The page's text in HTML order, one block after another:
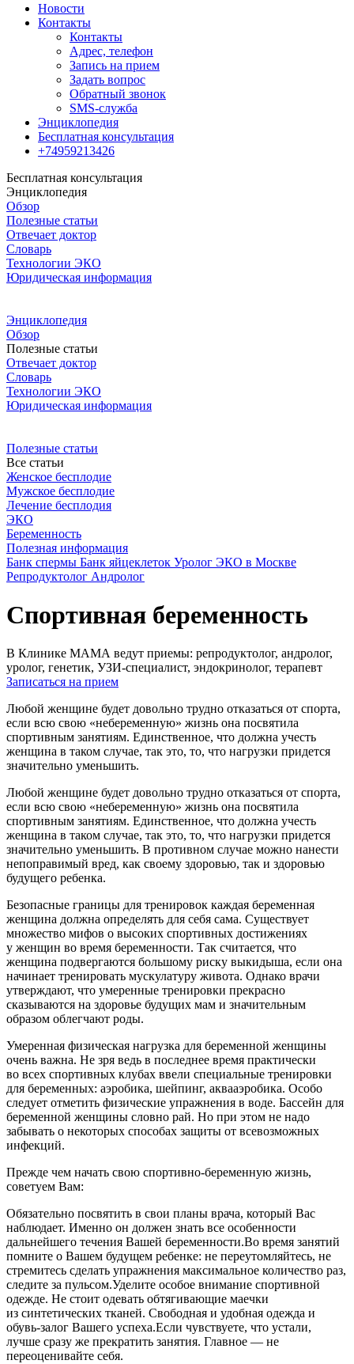
Новости
Контакты
Контакты
Адрес, телефон
Запись на прием
Задать вопрос
Обратный звонок
SMS-служба
Энциклопедия
Бесплатная консультация
+74959213426
Бесплатная консультация
Энциклопедия
Обзор
Полезные статьи
Отвечает доктор
Словарь
Технологии ЭКО
Юридическая информация
Энциклопедия
Обзор
Полезные статьи
Отвечает доктор
Словарь
Технологии ЭКО
Юридическая информация
Полезные статьи
Все статьи
Женское бесплодие
Мужское бесплодие
Лечение бесплодия
ЭКО
Беременность
Полезная информация
Банк спермы Банк яйцеклеток Уролог ЭКО в Москве
Репродуктолог Андролог
Спортивная беременность
В Клинике МАМА ведут приемы: репродуктолог, андролог,
уролог, генетик, УЗИ-специалист, эндокринолог, терапевт
Записаться на прием
Любой женщине будет довольно трудно отказаться от спорта,
если всю свою «небеременную» жизнь она посвятила
спортивным занятиям. Единственное, что должна учесть
женщина в таком случае, так это, то, что нагрузки придется
значительно уменьшить.
Любой женщине будет довольно трудно отказаться от спорта,
если всю свою «небеременную» жизнь она посвятила
спортивным занятиям. Единственное, что должна учесть
женщина в таком случае, так это, то, что нагрузки придется
значительно уменьшить. В противном случае можно нанести
непоправимый вред, как своему здоровью, так и здоровью
будущего ребенка.
Безопасные границы для тренировок каждая беременная
женщина должна определять для себя сама. Существует
множество мифов о высоких спортивных достижениях
у женщин во время беременности. Так считается, что
женщина подвергаются большому риску выкидыша, если она
начинает тренировать мускулатуру живота. Однако врачи
утверждают, что умеренные тренировки прекрасно
сказываются на здоровье будущих мам и значительным
образом облегчают роды.
Умеренная физическая нагрузка для беременной женщины
очень важна. Не зря ведь в последнее время практически
во всех спортивных клубах ввели специальные тренировки
для беременных: аэробика, шейпинг, аквааэробика. Особо
следует отметить физические упражнения в воде. Бассейн для
беременной женщины словно рай. Но при этом не надо
забывать о некоторых способах защиты от всевозможных
инфекций.
Прежде чем начать свою спортивно-беременную жизнь,
советуем Вам:
Обязательно посвятить в свои планы врача, который Вас
наблюдает. Именно он должен знать все особенности
дальнейшего течения Вашей беременности.Во время занятий
помните о Вашем будущем ребенке: не переутомляйтесь, не
стремитесь сделать упражнения максимальное количество раз,
следите за пульсом.Уделите особое внимание спортивной
одежде. Не стоит одевать обтягивающие маечки
из синтетических тканей. Свободная и удобная одежда и
обувь-залог Вашего успеха.Если чувствуете, что устали,
лучше сразу же прекратить занятия. Главное — не
переоценивайте себя.